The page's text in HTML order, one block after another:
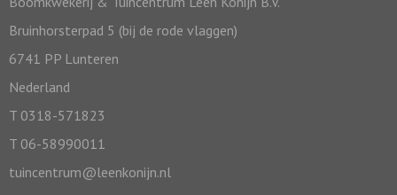
Bruinhorsterpad 5 (bij de rode vlaggen)
6741 PP Lunteren
Nederland
T 0318-571823
T 06-58990011
tuincentrum@leenkonijn.nl